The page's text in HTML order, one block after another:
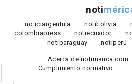
noti
noticiargentina notibolivia
colombiapress notiecuador
notiparaguay notiperú
Acerca de notimerica.com
Cumplimiento normativo